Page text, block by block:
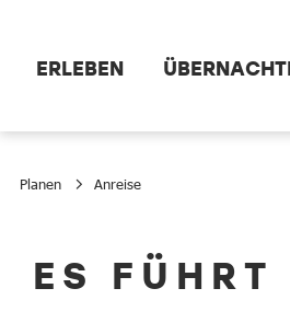
ERLEBEN
Planen Anreise
AnreiseES